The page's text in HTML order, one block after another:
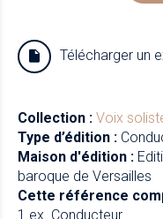
Télécharger un
Collection : Voix
Type d’édition :
Maison d'édition :
baroque de Versailles
Cette référence
1 ex. Conducteur